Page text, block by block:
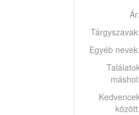
Ár:
Tárgyszavak:
Egyéb nevek:
máshol:
között: